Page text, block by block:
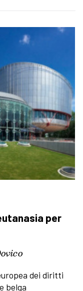
per
dei diritti
belga